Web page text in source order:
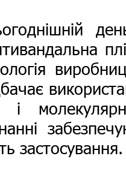
і
застосування.